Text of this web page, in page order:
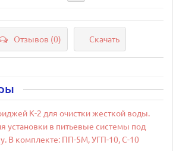
Отзывов (0) Скачать